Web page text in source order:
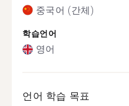
중국어 (간체)
학습언어
영어
언어 학습 목표